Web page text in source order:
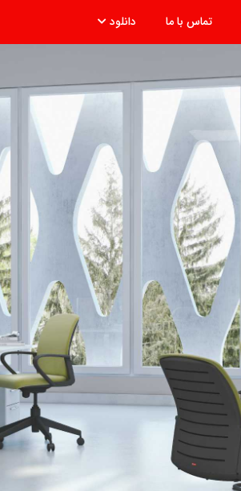
تماس با ما
(current) دانلود(current)